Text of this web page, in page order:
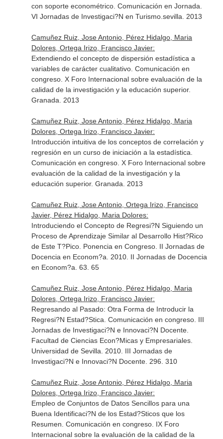
con soporte econométrico. Comunicación en Jornada.
VI Jornadas de Investigaci?N en Turismo.sevilla. 2013
Camuñez Ruiz, Jose Antonio, Pérez Hidalgo, Maria
Dolores, Ortega Irizo, Francisco Javier:
Extendiendo el concepto de dispersión estadística a
variables de carácter cualitativo. Comunicación en
congreso. X Foro Internacional sobre evaluación de la
calidad de la investigación y la educación superior.
Granada. 2013
Camuñez Ruiz, Jose Antonio, Pérez Hidalgo, Maria
Dolores, Ortega Irizo, Francisco Javier:
Introducción intuitiva de los conceptos de correlación y
regresión en un curso de iniciación a la estadística.
Comunicación en congreso. X Foro Internacional sobre
evaluación de la calidad de la investigación y la
educación superior. Granada. 2013
Camuñez Ruiz, Jose Antonio, Ortega Irizo, Francisco
Javier, Pérez Hidalgo, Maria Dolores:
Introduciendo el Concepto de Regresi?N Siguiendo un
Proceso de Aprendizaje Similar al Desarrollo Hist?Rico
de Este T?Pico. Ponencia en Congreso. II Jornadas de
Docencia en Econom?a. 2010. II Jornadas de Docencia
en Econom?a. 63. 65
Camuñez Ruiz, Jose Antonio, Pérez Hidalgo, Maria
Dolores, Ortega Irizo, Francisco Javier:
Regresando al Pasado: Otra Forma de Introducir la
Regresi?N Estad?Stica. Comunicación en congreso. III
Jornadas de Investigaci?N e Innovaci?N Docente.
Facultad de Ciencias Econ?Micas y Empresariales.
Universidad de Sevilla. 2010. III Jornadas de
Investigaci?N e Innovaci?N Docente. 296. 310
Camuñez Ruiz, Jose Antonio, Pérez Hidalgo, Maria
Dolores, Ortega Irizo, Francisco Javier:
Empleo de Conjuntos de Datos Sencillos para una
Buena Identificaci?N de los Estad?Sticos que los
Resumen. Comunicación en congreso. IX Foro
Internacional sobre la evaluación de la calidad de la